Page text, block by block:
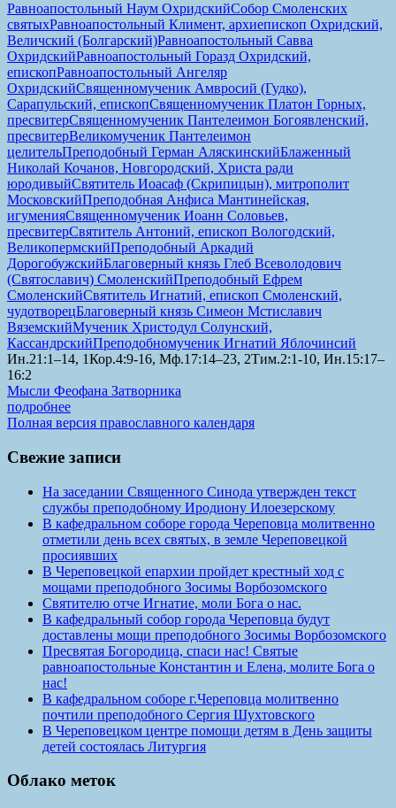
Равноапостольный Наум ОхридскийСобор Смоленских
святыхРавноапостольный Климент, архиепископ Охридский,
Величский (Болгарский)Равноапостольный Савва
ОхридскийРавноапостольный Горазд Охридский,
епископРавноапостольный Ангеляр
ОхридскийСвященномученик Амвросий (Гудко),
Сарапульский, епископСвященномученик Платон Горных,
пресвитерСвященномученик Пантелеимон Богоявленский,
пресвитерВеликомученик Пантелеимон
целительПреподобный Герман АляскинскийБлаженный
Николай Кочанов, Новгородский, Христа ради
юродивыйСвятитель Иоасаф (Скрипицын), митрополит
МосковскийПреподобная Анфиса Мантинейская,
игуменияСвященномученик Иоанн Соловьев,
пресвитерСвятитель Антоний, епископ Вологодский,
ВеликопермскийПреподобный Аркадий
ДорогобужскийБлаговерный князь Глеб Всеволодович
(Святославич) СмоленскийПреподобный Ефрем
СмоленскийСвятитель Игнатий, епископ Смоленский,
чудотворецБлаговерный князь Симеон Мстиславич
ВяземскийМученик Христодул Солунский,
КассандрскийПреподобномученик Игнатий Яблочинсий
Ин.21:1–14, 1Кор.4:9-16, Мф.17:14–23, 2Тим.2:1-10, Ин.15:17–
16:2
Мысли Феофана Затворника
подробнее
Полная версия православного календаря
Свежие записи
На заседании Священного Синода утвержден текст
службы преподобному Иродиону Илоезерскому
В кафедральном соборе города Череповца молитвенно
отметили день всех святых, в земле Череповецкой
просиявших
В Череповецкой епархии пройдет крестный ход с
мощами преподобного Зосимы Ворбозомского
Святителю отче Игнатие, моли Бога о нас.
В кафедральный собор города Череповца будут
доставлены мощи преподобного Зосимы Ворбозомского
Пресвятая Богородица, спаси нас! Святые
равноапостольные Константин и Елена, молите Бога о
нас!
В кафедральном соборе г.Череповца молитвенно
почтили преподобного Сергия Шухтовского
В Череповецком центре помощи детям в День защиты
детей состоялась Литургия
Облако меток